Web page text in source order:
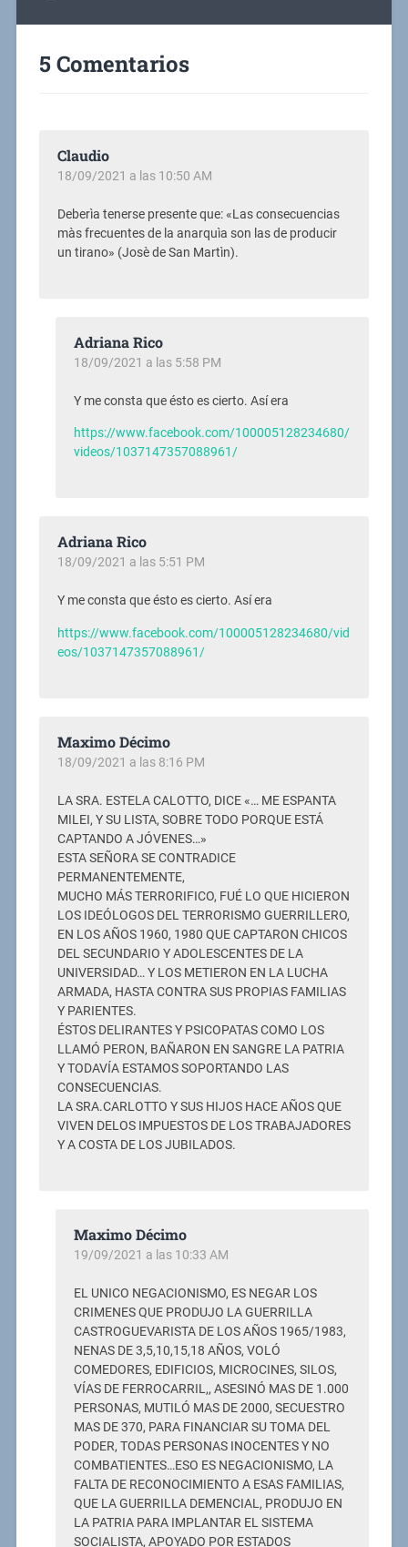
5 Comentarios
Claudio
18/09/2021 a las 10:50 AM
Deberìa tenerse presente que: «Las consecuencias
màs frecuentes de la anarquìa son las de producir
un tirano» (Josè de San Martìn).
Adriana Rico
18/09/2021 a las 5:58 PM
Y me consta que ésto es cierto. Así era
https://www.facebook.com/100005128234680/
videos/1037147357088961/
Adriana Rico
18/09/2021 a las 5:51 PM
Y me consta que ésto es cierto. Así era
https://www.facebook.com/100005128234680/vid
eos/1037147357088961/
Maximo Décimo
18/09/2021 a las 8:16 PM
LA SRA. ESTELA CALOTTO, DICE «… ME ESPANTA
MILEI, Y SU LISTA, SOBRE TODO PORQUE ESTÁ
CAPTANDO A JÓVENES…»
ESTA SEÑORA SE CONTRADICE
PERMANENTEMENTE,
MUCHO MÁS TERRORIFICO, FUÉ LO QUE HICIERON
LOS IDEÓLOGOS DEL TERRORISMO GUERRILLERO,
EN LOS AÑOS 1960, 1980 QUE CAPTARON CHICOS
DEL SECUNDARIO Y ADOLESCENTES DE LA
UNIVERSIDAD… Y LOS METIERON EN LA LUCHA
ARMADA, HASTA CONTRA SUS PROPIAS FAMILIAS
Y PARIENTES.
ÉSTOS DELIRANTES Y PSICOPATAS COMO LOS
LLAMÓ PERON, BAÑARON EN SANGRE LA PATRIA
Y TODAVÍA ESTAMOS SOPORTANDO LAS
CONSECUENCIAS.
LA SRA.CARLOTTO Y SUS HIJOS HACE AÑOS QUE
VIVEN DELOS IMPUESTOS DE LOS TRABAJADORES
Y A COSTA DE LOS JUBILADOS.
Maximo Décimo
19/09/2021 a las 10:33 AM
EL UNICO NEGACIONISMO, ES NEGAR LOS
CRIMENES QUE PRODUJO LA GUERRILLA
CASTROGUEVARISTA DE LOS AÑOS 1965/1983,
NENAS DE 3,5,10,15,18 AÑOS, VOLÓ
COMEDORES, EDIFICIOS, MICROCINES, SILOS,
VÍAS DE FERROCARRIL,, ASESINÓ MAS DE 1.000
PERSONAS, MUTILÓ MAS DE 2000, SECUESTRO
MAS DE 370, PARA FINANCIAR SU TOMA DEL
PODER, TODAS PERSONAS INOCENTES Y NO
COMBATIENTES…ESO ES NEGACIONISMO, LA
FALTA DE RECONOCIMIENTO A ESAS FAMILIAS,
QUE LA GUERRILLA DEMENCIAL, PRODUJO EN
LA PATRIA PARA IMPLANTAR EL SISTEMA
SOCIALISTA, APOYADO POR ESTADOS